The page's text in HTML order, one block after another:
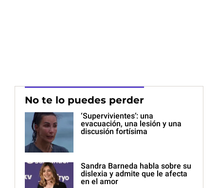
No te lo puedes perder
‘Supervivientes’: una
evacuación, una lesión y una
discusión fortísima
Sandra Barneda habla sobre su
dislexia y admite que le afecta
en el amor